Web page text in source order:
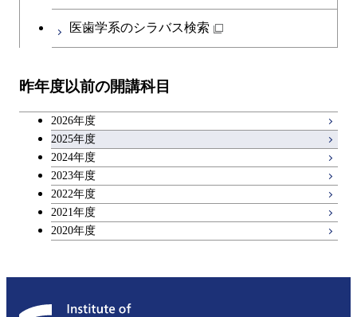
物質・情報卓越コース
人間医療科学技術コース
物質・情報卓越コース
物質・情報卓越コース
都市・環境学コース
エネルギーコース
エネルギー・情報コース
エンジニアリングデザイン
原子核工学コース
物質・情報卓越コース
社会・人間科学コース
イノベーション科学系
イノベーション科学コース
人間医療科学技術コース
技術経営専門職学位課程
開閉
技術経営専門職学位課程
専門科目
キャリア科目
医歯学系のシラバス検索
昨年度以前の開講科目
2026年度
2025年度
2024年度
2023年度
2022年度
2021年度
2020年度